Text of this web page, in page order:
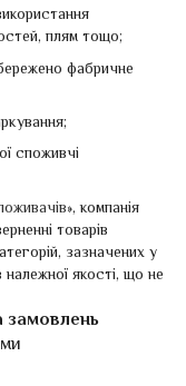
плям тощо;
фабричне
споживчі
», компанія
товарів
зазначених у
якості, що не
замовлень